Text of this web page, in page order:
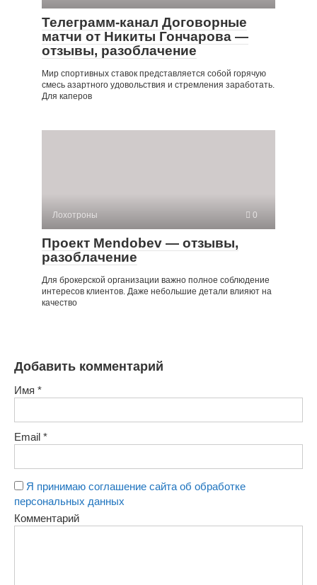
Телеграмм-канал Договорные
матчи от Никиты Гончарова —
отзывы, разоблачение
Мир спортивных ставок представляется собой горячую
смесь азартного удовольствия и стремления заработать.
Для каперов
Лохотроны 0
Проект Mendobev — отзывы,
разоблачение
Для брокерской организации важно полное соблюдение
интересов клиентов. Даже небольшие детали влияют на
качество
Добавить комментарий
Имя *
Email *
Я принимаю соглашение сайта об обработке
персональных данных
Комментарий